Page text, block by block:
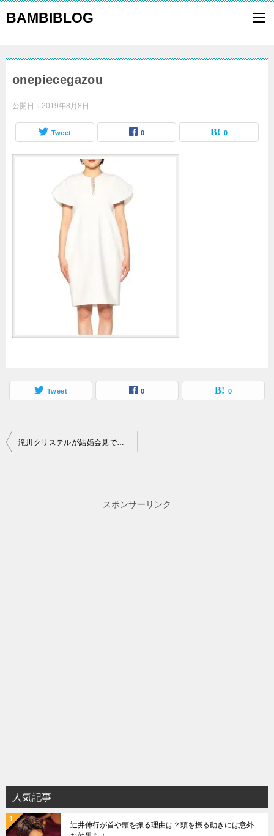
BAMBIBLOG
onepiecegazou
公開日： 2019年8月8日
Tweet 0 0
Tweet 0 0
投
滝川クリステルが結婚会見で着ていたワンピースがかわいい！セットアップはどこの？
スポンサーリンク
人気記事
辻井伸行が首や頭を振る理由は？頭を振る動きには意外